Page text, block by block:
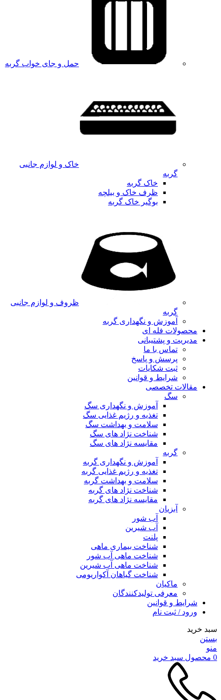
حمل و جای خواب گربه
خاک و لوازم جانبی
گربه
خاک گربه
ظرف خاک و بیلچه
بوگیر خاک گربه
ظروف و لوازم جانبی
گربه
آموزش و نگهداری گربه
محصولات فله ای
مدیریت و پشتیبانی
تماس با ما
پرسش و پاسخ
ثبت شکایات
شرایط و قوانین
مقالات تخصصی
سگ
آموزش و نگهداری سگ
تغذیه و رژیم غذایی سگ
سلامت و بهداشت سگ
شناخت نژاد های سگ
مقایسه نژاد های سگ
گربه
آموزش و نگهداری گربه
تغذیه و رژیم غذایی گربه
سلامت و بهداشت گربه
شناخت نژاد های گربه
مقایسه نژاد های گربه
آبزیان
آب شور
آب شیرین
پلنت
شناخت بیماری ماهی
شناخت ماهی آب شور
شناخت ماهی آب شیرین
شناخت گیاهان آکواریومی
ماکیان
معرفی تولیدکنندگان
شرایط و قوانین
ورود / ثبت نام
سبد خرید
بستن
منو
0 محصول سبد خرید